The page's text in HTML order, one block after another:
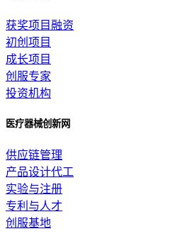
获奖项目融资
初创项目
成长项目
创服专家
投资机构
医疗器械创新网
供应链管理
产品设计代工
实验与注册
专利与人才
创服基地